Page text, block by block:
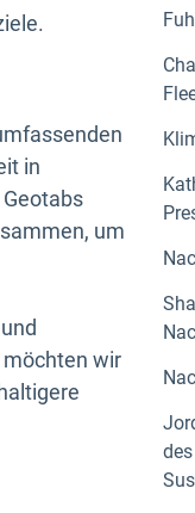
in
um
wir